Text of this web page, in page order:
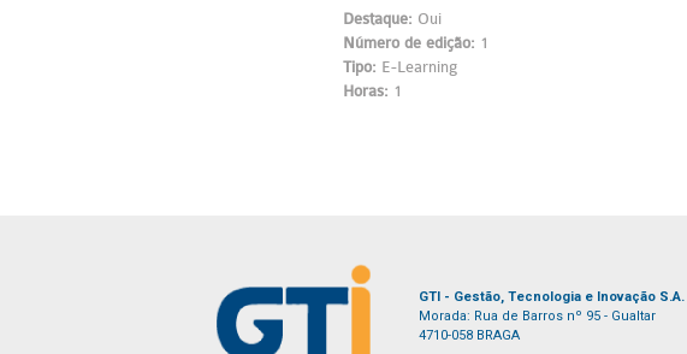
Destaque: Oui
Número de edição: 1
Tipo: E-Learning
Horas: 1
GTI - Gestão, Tecnologia e Inovação S.A.
Morada: Rua de Barros nº 95 - Gualtar
4710-058 BRAGA